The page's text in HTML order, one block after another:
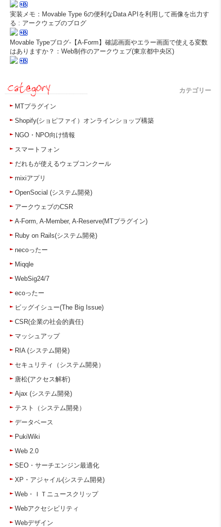
実装メモ：Movable Type 6の便利なData APIを利用して画像を出力す
る : アークウェブのブログ
Movable Typeブログ-【A-Form】確認画面やエラー画面で使える変数
はありますか？：Web制作のアークウェブ(東京都中央区)
カテゴリー
MTプラグイン
Shopify(ショピファイ）オンラインショップ構築
NGO・NPO向け情報
スマートフォン
だれもが使えるウェブコンクール
mixiアプリ
OpenSocial (システム開発)
アークウェブのCSR
A-Form, A-Member, A-Reserve(MTプラグイン)
Ruby on Rails(システム開発)
necoったー
Miqqle
WebSig24/7
ecoったー
ビッグイシュー(The Big Issue)
CSR(企業の社会的責任)
マッシュアップ
RIA (システム開発)
セキュリティ（システム開発）
唐松(アクセス解析)
Ajax (システム開発)
テスト（システム開発）
データベース
PukiWiki
Web 2.0
SEO・サーチエンジン最適化
XP・アジャイル(システム開発)
Web・ＩＴニュースクリップ
Webアクセシビリティ
Webデザイン